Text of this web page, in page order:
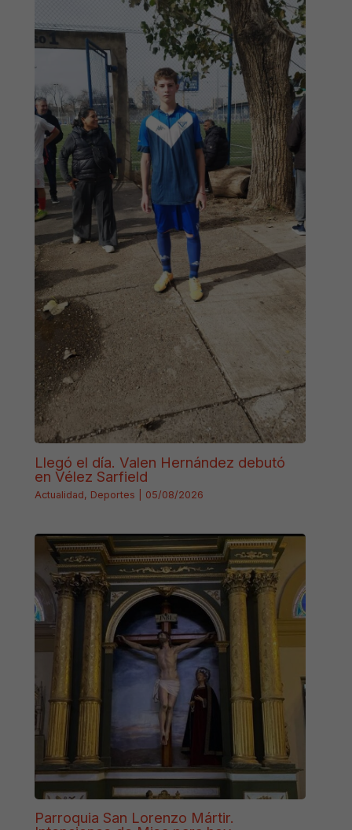
Llegó el día. Valen Hernández debutó
en Vélez Sarfield
Actualidad, Deportes 05/08/2026
Parroquia San Lorenzo Mártir.